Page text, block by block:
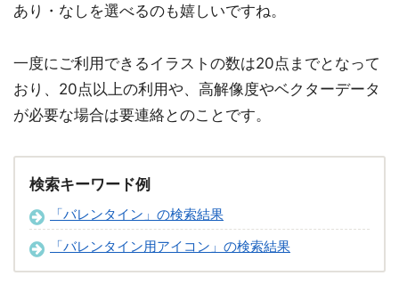
あり・なしを選べるのも嬉しいですね。
一度にご利用できるイラストの数は20点までとなって
おり、20点以上の利用や、高解像度やベクターデータ
が必要な場合は要連絡とのことです。
検索キーワード例
「バレンタイン」の検索結果
「バレンタイン用アイコン」の検索結果